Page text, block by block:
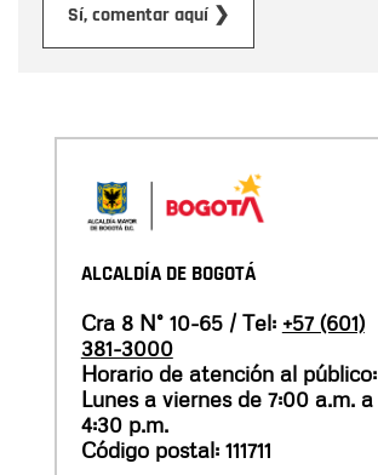
Sí, comentar aquí ❯
ALCALDÍA DE BOGOTÁ
Cra 8 N° 10-65 / Tel: +57 (601)
381-3000
Horario de atención al público:
Lunes a viernes de 7:00 a.m. a
4:30 p.m.
Código postal: 111711